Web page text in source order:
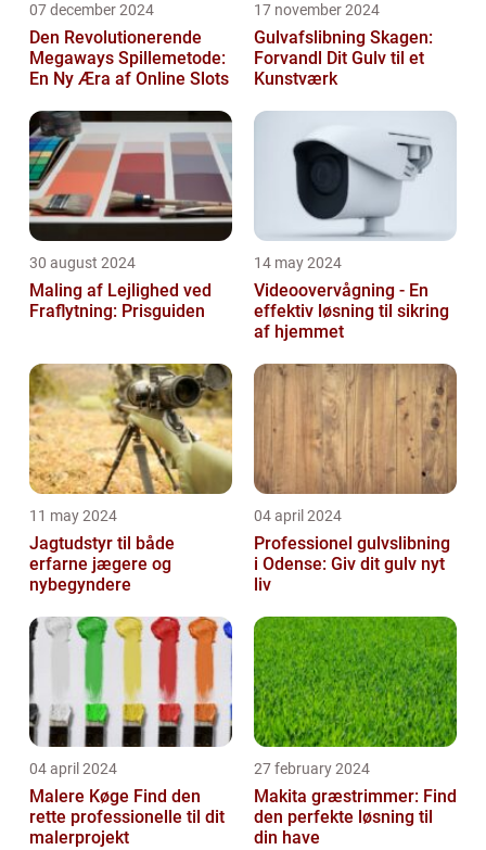
07 december 2024
Den Revolutionerende
Megaways Spillemetode:
En Ny Æra af Online Slots
17 november 2024
Gulvafslibning Skagen:
Forvandl Dit Gulv til et
Kunstværk
30 august 2024
Maling af Lejlighed ved
Fraflytning: Prisguiden
14 may 2024
Videoovervågning - En
effektiv løsning til sikring
af hjemmet
11 may 2024
Jagtudstyr til både
erfarne jægere og
nybegyndere
04 april 2024
Professionel gulvslibning
i Odense: Giv dit gulv nyt
liv
04 april 2024
Malere Køge Find den
rette professionelle til dit
malerprojekt
27 february 2024
Makita græstrimmer: Find
den perfekte løsning til
din have